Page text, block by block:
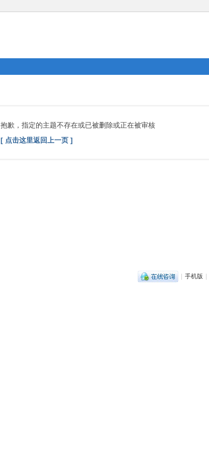
抱歉，指定的主题不存在或已被删除或正在被审核
[ 点击这里返回上一页 ]
| 手机版 |